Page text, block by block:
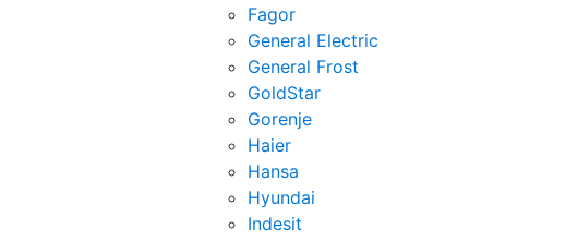
Fagor
General Electric
General Frost
GoldStar
Gorenje
Haier
Hansa
Hyundai
Indesit